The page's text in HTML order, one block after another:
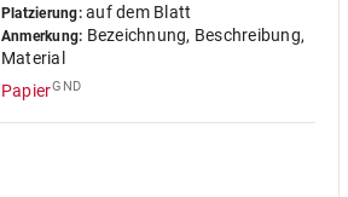
Platzierung:auf dem Blatt
Anmerkung: Bezeichnung, Beschreibung,
Material
PapierGND